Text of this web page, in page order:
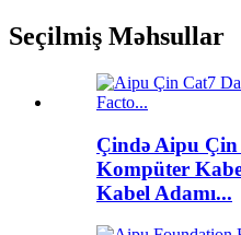
Seçilmiş Məhsullar
Çində Aipu
Kompüter
Kabel Adamı...